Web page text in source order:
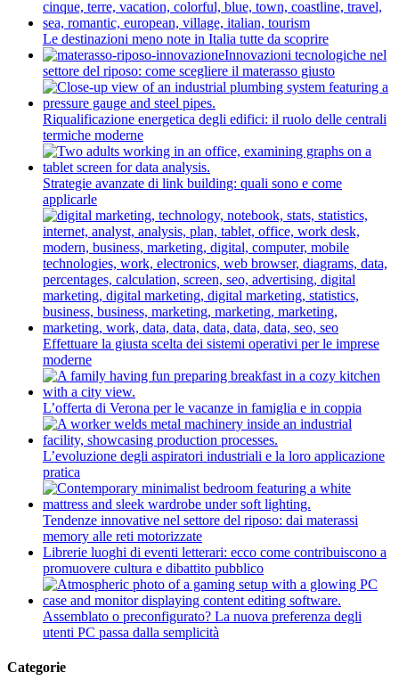
Le destinazioni meno note in Italia tutte da scoprire
Innovazioni tecnologiche nel
settore del riposo: come scegliere il materasso giusto
Riqualificazione energetica degli edifici: il ruolo delle centrali
termiche moderne
Strategie avanzate di link building: quali sono e come
applicarle
Effettuare la giusta scelta dei sistemi operativi per le imprese
moderne
L’offerta di Verona per le vacanze in famiglia e in coppia
L’evoluzione degli aspiratori industriali e la loro applicazione
pratica
Tendenze innovative nel settore del riposo: dai materassi
memory alle reti motorizzate
Librerie luoghi di eventi letterari: ecco come contribuiscono a
promuovere cultura e dibattito pubblico
Assemblato o preconfigurato? La nuova preferenza degli
utenti PC passa dalla semplicità
Categorie